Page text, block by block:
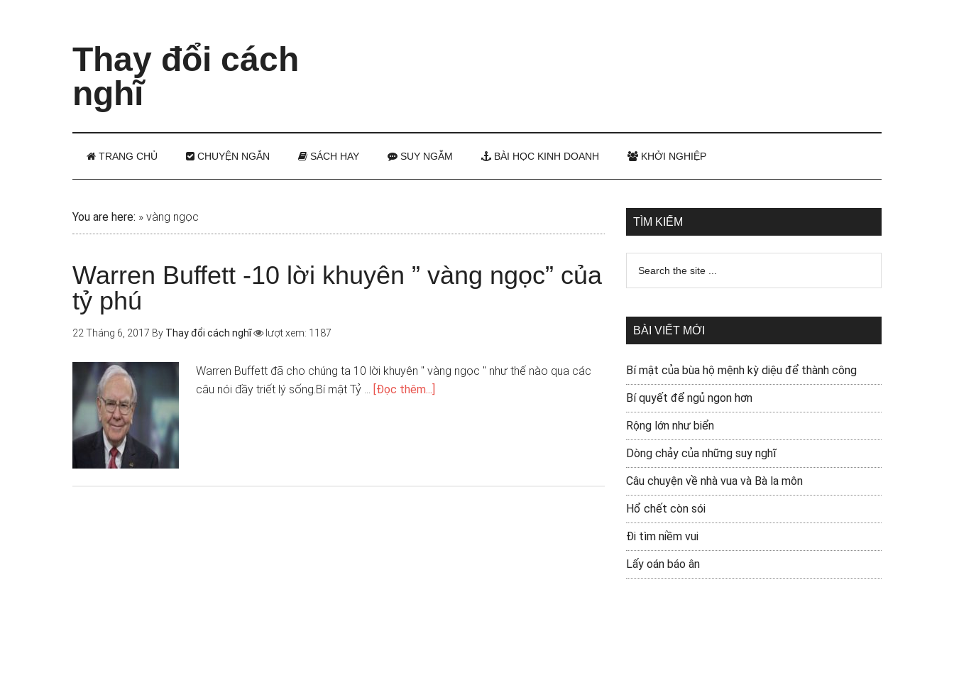
Thay đổi cách
nghĩ
TRANG CHỦ CHUYỆN NGẮN SÁCH HAY SUY NGẪM BÀI HỌC KINH DOANH KHỞI NGHIỆP
You are here: » vàng ngọc
Warren Buffett -10 lời khuyên ” vàng ngọc” của
tỷ phú
22 Tháng 6, 2017 By Thay đổi cách nghĩ lượt xem: 1187
Warren Buffett đã cho chúng ta 10 lời khuyên " vàng ngọc " như thế nào qua các
câu nói đầy triết lý sống.Bí mật Tỷ … [Đọc thêm...]
TÌM KIẾM
BÀI VIẾT MỚI
Bí mật của bùa hộ mệnh kỳ diệu để thành công
Bí quyết để ngủ ngon hơn
Rộng lớn như biển
Dòng chảy của những suy nghĩ
Câu chuyện về nhà vua và Bà la môn
Hổ chết còn sói
Đi tìm niềm vui
Lấy oán báo ân